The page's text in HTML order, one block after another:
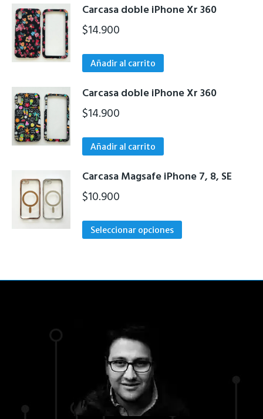
Carcasa doble iPhone Xr 360
$14.900
Añadir al carrito
Carcasa doble iPhone Xr 360
$14.900
Añadir al carrito
Carcasa Magsafe iPhone 7, 8, SE
$10.900
Seleccionar opciones
Este
producto